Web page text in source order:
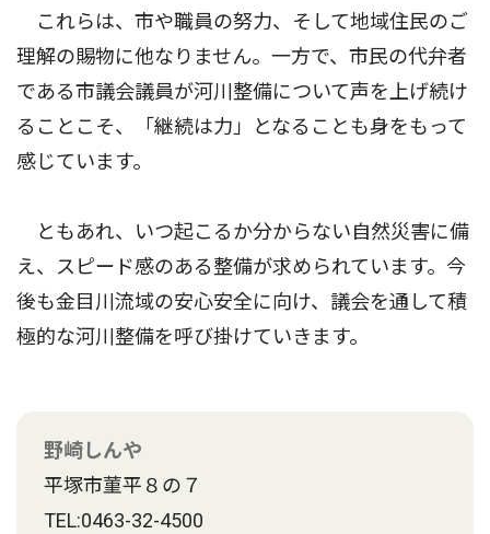
これらは、市や職員の努力、そして地域住民のご
理解の賜物に他なりません。一方で、市民の代弁者
である市議会議員が河川整備について声を上げ続け
ることこそ、「継続は力」となることも身をもって
感じています。
ともあれ、いつ起こるか分からない自然災害に備
え、スピード感のある整備が求められています。今
後も金目川流域の安心安全に向け、議会を通して積
極的な河川整備を呼び掛けていきます。
野崎しんや
平塚市菫平８の７
TEL:0463-32-4500